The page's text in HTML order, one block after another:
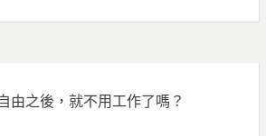
由之後，就不用工作了嗎？